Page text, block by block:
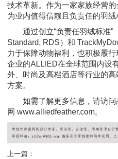
技术革新。作为一家家族经营
为业内值得信赖且负责任的羽绒
通过创立“负责任羽绒标准
Standard, RDS）和
力于保障动物福利，也积极履
企业的ALLIED在全球范围内设
外、时尚及高档酒店等行业的
方案。
如需了解更多信息，请访问
网 www.alliedfeather.com。
上一篇：